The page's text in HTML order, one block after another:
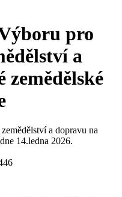
pro
a
zemědělské
a dopravu na
14.ledna 2026.